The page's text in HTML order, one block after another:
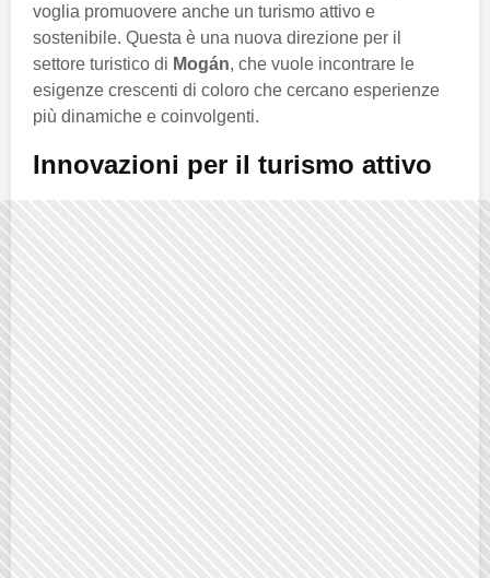
voglia promuovere anche un turismo attivo e
sostenibile. Questa è una nuova direzione per il
settore turistico di Mogán, che vuole incontrare le
esigenze crescenti di coloro che cercano esperienze
più dinamiche e coinvolgenti.
Innovazioni per il turismo attivo